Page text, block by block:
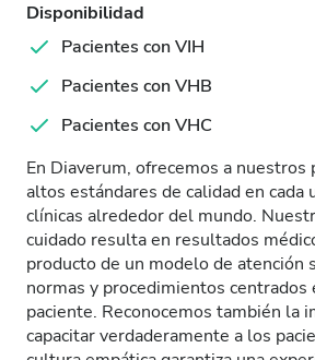
Disponibilidad
Pacientes con VIH
Pacientes con VHB
Pacientes con VHC
En Diaverum, ofrecemos a nuestros
altos estándares de calidad en cada
clínicas alrededor del mundo.
cuidado resulta en resultados
producto de un modelo de atención
normas y procedimientos centrados
paciente. Reconocemos también la
capacitar verdaderamente a los